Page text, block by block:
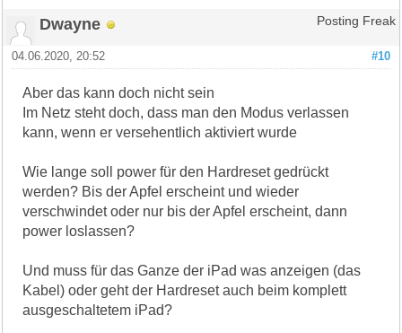
Dwayne Posting Freak
#10
04.06.2020, 20:52
Aber das kann doch nicht sein
Im Netz steht doch, dass man den Modus verlassen
kann, wenn er versehentlich aktiviert wurde
Wie lange soll power für den Hardreset gedrückt
werden? Bis der Apfel erscheint und wieder
verschwindet oder nur bis der Apfel erscheint, dann
power loslassen?
Und muss für das Ganze der iPad was anzeigen (das
Kabel) oder geht der Hardreset auch beim komplett
ausgeschaltetem iPad?